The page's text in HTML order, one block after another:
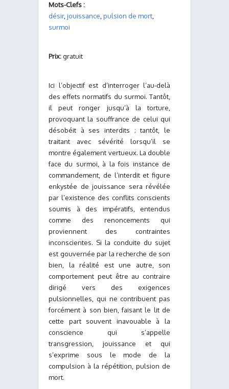
Mots-Clefs :
désir, jouissance pulsion de mort
surmoi
Prix:gratuit
Ici l’objectif est d’interroger l’au-delà
des effets normatifs du surmoi. Tantôt,
il peut ronger jusqu’à la torture,
provoquant la souffrance de celui qui
désobéit à ses interdits ; tantôt, le
traitant avec sévérité lorsqu’il se
montre également vertueux. La double
face du surmoi, à la fois instance de
commandement, de l’interdit et figure
enkystée de jouissance sera révélée
par l’existence des conflits conscients
soumis à des impératifs, entendus
comme des renoncements qui
proviennent des contraintes
inconscientes. Si la conduite du sujet
est gouvernée par la recherche de son
bien, la réalité est une autre, son
comportement peut être au contraire
dirigé vers des exigences
pulsionnelles, qui ne contribuent pas
forcément à son bien, faisant le lit de
cette part souvent inavouable à la
conscience qui s’appelle
transgression, jouissance et qui
s’exprime sous le mode de la
compulsion à la répétition, pulsion de
mort.